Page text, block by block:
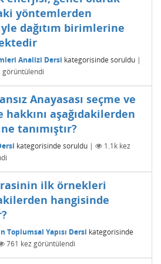
yöntemlerden
dağıtım birimlerine
Analizi Dersi kategorisinde soruldu |
Anayasası seçme ve
hakkını aşağıdakilerden
tanımıştır?
kategorisinde soruldu | 1.1kkez
ilk örnekleri
hangisinde
Toplumsal Yapısı Dersi kategorisinde
761 kez görüntülendi